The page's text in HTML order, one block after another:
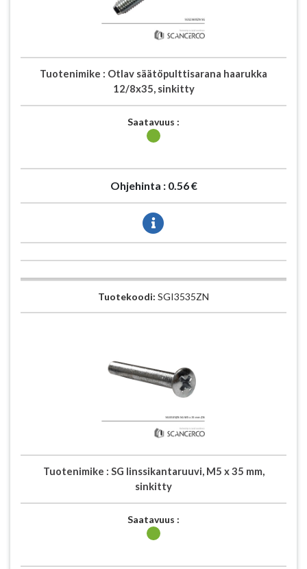
Tuotenimike : Otlav säätöpulttisarana haarukka
12/8x35, sinkitty
Saatavuus :
Ohjehinta : 0.56 €
Tuotekoodi: SGI3535ZN
Tuotenimike : SG linssikantaruuvi, M5 x 35 mm,
sinkitty
Saatavuus :